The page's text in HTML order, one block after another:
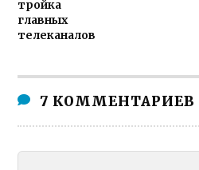
тройка
главных
телеканалов
7 КОММЕНТАРИЕВ